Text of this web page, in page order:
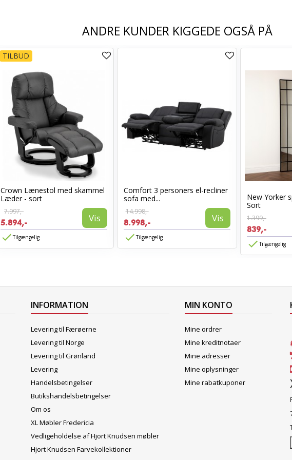
ANDRE KUNDER KIGGEDE OGSÅ PÅ
TILBUD
Crown Lænestol med skammel
Læder - sort
7.997,-
5.894,- Vis
Tilgængelig
Comfort 3 personers el-recliner
sofa med...
14.998,-
8.998,- Vis
Tilgængelig
New Yorker
Sort
1.399,-
839,-
Tilgængelig
INFORMATION
Levering til Færøerne
Levering til Norge
Levering til Grønland
Levering
Handelsbetingelser
Butikshandelsbetingelser
Om os
XL Møbler Fredericia
Vedligeholdelse af Hjort Knudsen møbler
Hjort Knudsen Farvekollektioner
MIN KONTO
Mine ordrer
Mine kreditnotaer
Mine adresser
Mine oplysninger
Mine rabatkuponer